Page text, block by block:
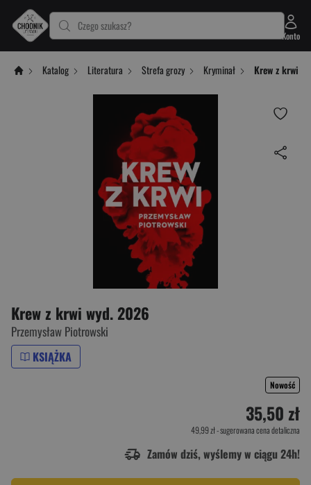
Czego szukasz?
Konto
Katalog Literatura Strefa grozy Kryminał Krew z krwi
Krew z krwi wyd. 2026
Przemysław Piotrowski
KSIĄŻKA
Nowość
35,50 zł
49,99 zł- sugerowana cena detaliczna
Zamów dziś, wyślemy w ciągu 24h!